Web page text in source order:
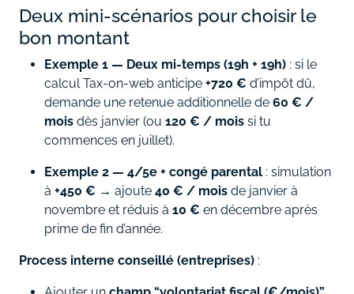
Deux mini‑scénarios pour choisir le
bon montant
Exemple 1 — Deux mi‑temps (19h + 19h) : si le
calcul Tax‑on‑web anticipe +720 € d’impôt dû,
demande une retenue additionnelle de 60 € /
mois dès janvier (ou 120 € / mois si tu
commences en juillet).
Exemple 2 — 4/5e + congé parental : simulation
à +450 € → ajoute 40 € / mois de janvier à
novembre et réduis à 10 € en décembre après
prime de fin d’année.
Process interne conseillé (entreprises) :